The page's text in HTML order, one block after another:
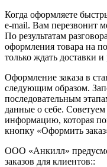
Когда оформляете
e-mail. Вам перезвонит
По результатам
оформления товара на
только ждать доставки
Оформление заказа в
следующим образом.
последовательным
данные о себе.
информацию, которая
кнопку «Оформить
ООО «Анкилл»
заказов для клиентов::